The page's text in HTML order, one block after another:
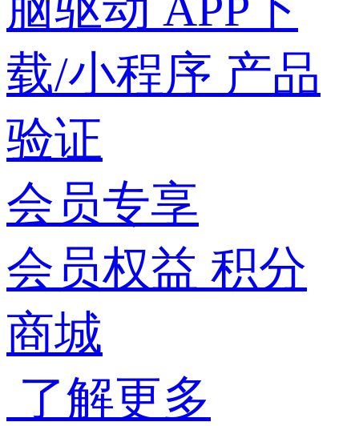
载/小程序 产品
验证
会员专享
会员权益 积分
商城
了解更多